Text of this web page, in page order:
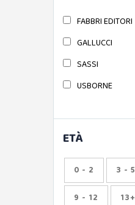
FABBRI EDITORI
GALLUCCI
SASSI
USBORNE
ETÀ
0 - 2 3 - 5
9 - 12 13+